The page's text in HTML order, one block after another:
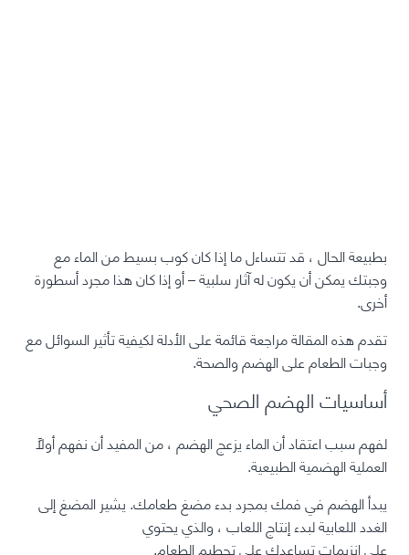
بطبيعة الحال ، قد تتساءل ما إذا كان كوب بسيط من الماء مع
وجبتك يمكن أن يكون له آثار سلبية – أو إذا كان هذا مجرد أسطورة
أخرى.
تقدم هذه المقالة مراجعة قائمة على الأدلة لكيفية تأثير السوائل مع
وجبات الطعام على الهضم والصحة.
أساسيات الهضم الصحي
لفهم سبب اعتقاد أن الماء يزعج الهضم ، من المفيد أن نفهم أولاً
العملية الهضمية الطبيعية.
يبدأ الهضم في فمك بمجرد بدء مضغ طعامك. يشير المضغ إلى
الغدد اللعابية لبدء إنتاج اللعاب ، والذي يحتوي
علىإنزيماتتساعدك على تحطيم الطعام.